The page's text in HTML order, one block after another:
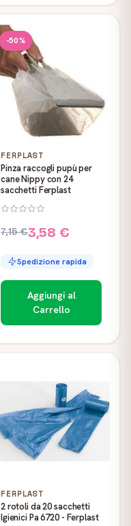
-50%
FERPLAST
Pinza raccogli pupù per
cane Nippy con 24
sacchetti Ferplast
7,15 €3,58 €
Spedizione rapida
Aggiungi al
Carrello
FERPLAST
2 rotoli da 20 sacchetti
Igienici Pa 6720 - Ferplast